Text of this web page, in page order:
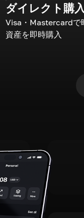
ダイレクト購
Visa・Mastercardで
資産を即時購入